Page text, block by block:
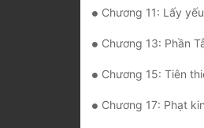
Chương 11: Lấy
Chương 13: Phần
Chương 15: Tiên
Chương 17: Phạt